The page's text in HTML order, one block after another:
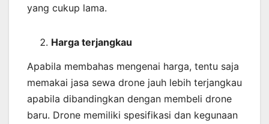
yang cukup lama.
Harga terjangkau
Apabila membahas mengenai harga, tentu saja
memakai jasa sewa drone jauh lebih terjangkau
apabila dibandingkan dengan membeli drone
baru. Drone memiliki spesifikasi dan kegunaan